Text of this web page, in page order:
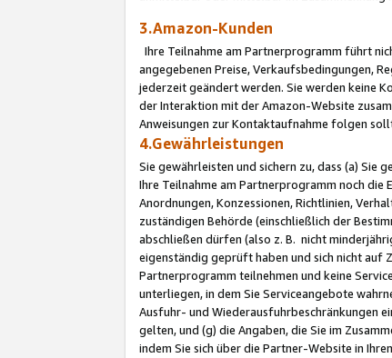
3.Amazon-Kunden
Ihre Teilnahme am Partnerprogramm führt
angegebenen Preise, Verkaufsbedingungen,
jederzeit geändert werden. Sie werden keine
der Interaktion mit der Amazon-Website
Anweisungen zur Kontaktaufnahme folgen
4.Gewährleistungen
Sie gewährleisten und sichern zu, dass (a) Sie
Ihre Teilnahme am Partnerprogramm noch
Anordnungen, Konzessionen, Richtlinien,
zuständigen Behörde (einschließlich der
abschließen dürfen (also z. B. nicht
eigenständig geprüft haben und sich nicht auf
Partnerprogramm teilnehmen und keine
unterliegen, in dem Sie Serviceangebote
Ausfuhr- und Wiederausfuhrbeschränkungen
gelten, und (g) die Angaben, die Sie im
indem Sie sich über die Partner-Website in